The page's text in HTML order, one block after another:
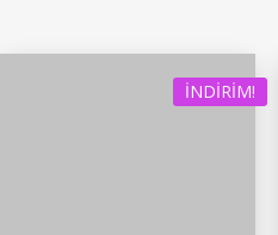
İNDIRIM!